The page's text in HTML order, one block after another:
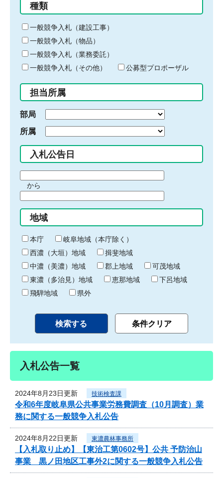
る
キ
ー
ワ
ー
ド
入
力
種類
一般競争入札（建設工事）
一般競争入札（物品）
一般競争入札（業務委託）
一般競争入札（その他）
公募型プロポーザル
担当所属
部局
所属
入札公告日
間
始
り
から
間
終
わ
り
地域
本庁
岐阜地域（本庁除く）
西濃（大垣）地域
揖斐地域
中濃（美濃）地域
郡上地域
可茂地域
東濃（多治見）地域
恵那地域
下呂地域
飛騨地域
県外
入札公告一覧
2024年8月23日更新 技術検査課
令和6年度岐阜県公共事業労務費調査（10月調査）業
務に関する一般競争入札公告
2024年8月22日更新 東濃農林事務所
【入札取り止め】【東治工第0602号】公共 予防治山
事業 黒ノ田地区工事外2に関する一般競争入札公告